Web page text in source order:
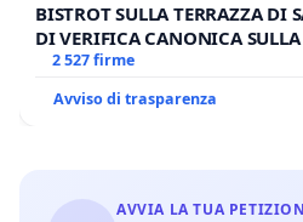
BISTROT SULLA TERRAZZA DI
DI VERIFICA CANONICA SULLA
GAMBETTI
2 527 firme
Avviso di trasparenza
AVVIA LA TUA